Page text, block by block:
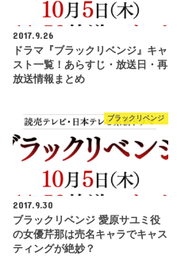
2017.9.26
ドラマ『ブラックリベンジ』キャ
スト一覧！あらすじ・放送日・再
放送情報まとめ
ブラックリベンジ
2017.9.30
ブラックリベンジ 愛原サユミ役
の女優芹那は売名キャラでキャス
ティングが絶妙？